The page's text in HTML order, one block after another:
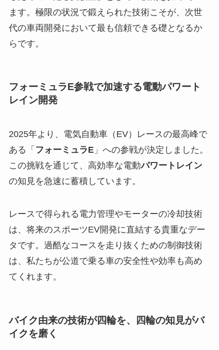
ます。極限の状況で鍛えられた技術こそが、次世
代の車両開発において最も信頼できる礎となるか
らです。
フォーミュラE参戦で加速する電動パワート
レイン開発
2025年より、電気自動車（EV）レースの最高峰で
ある「 フォーミュラE」への参戦が決定しました。
この挑戦を通じて、高効率な電動パワートレイン
の知見を急速に蓄積しています。
レースで得られる電力管理やモーターの冷却技術
は、将来のスポーツEV開発に直結する貴重なデー
タです。過酷なコースを走り抜くための制御技術
は、私たちが公道で乗る車の安全性や効率も高め
てくれます。
バイク由来の技術が四輪を、四輪の知見がバ
イクを磨く